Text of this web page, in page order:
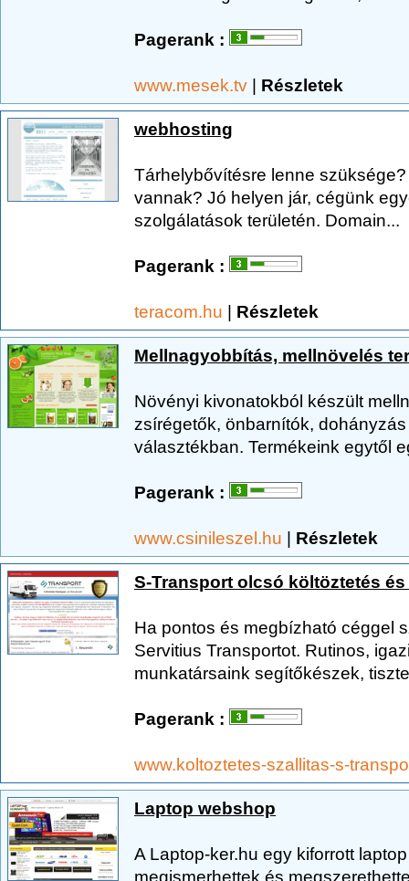
Pagerank :
www.mesek.tv | Részletek
webhosting
Tárhelybővítésre lenne
vannak? Jó helyen jár, cégünk
szolgálatások területén. Domain...
Pagerank :
teracom.hu | Részletek
Mellnagyobbítás, mellnövelés
Növényi kivonatokból készült
zsírégetők, önbarnítók,
választékban. Termékeink egytől
Pagerank :
www.csinileszel.hu | Részletek
S-Transport olcsó költöztetés
Ha pontos és megbízható céggel
Servitius Transportot. Rutinos,
munkatársaink segítőkészek,
Pagerank :
www.koltoztetes-szallitas-s-
Laptop webshop
A Laptop-ker.hu egy kiforrott
megismerhettek és